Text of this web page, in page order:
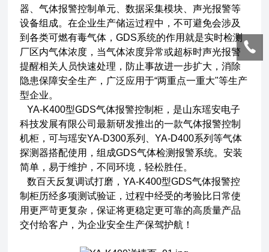
器、气体报警控制单元、数据采集模块、声光报警等
设备组成。在企业生产储运过程中，不可避免会涉及
到各类可燃有毒气体，GDS系统的作用就是实时检测
厂区内气体浓度，当气体浓度异常或超标时声光报警
提醒相关人员快速处理，防止事故进一步扩大，消除
隐患保障安全生产，广泛应用于“两重点一重大"等生产
型企业。
YA-K400型GDS气体报警控制柜，是山东瑶安电子
科技发展有限公司最新研发推出的一款气体报警控制
机柜，可与瑶安YA-D300系列、YA-D400系列等气体
探测器搭配使用，组成GDS气体检测报警系统。安装
简单，易于维护，不同环境，轻松胜任。
数百天反复调试打磨，YA-K400型GDS气体报警控
制柜历经多项测试验证，过程中经受的考验比日常使
用更严苛更复杂，保证将更稳定更可靠的高质量产品
交付给客户，为企业安全生产保驾护航！